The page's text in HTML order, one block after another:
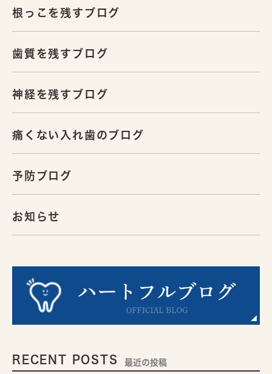
根っこを残すブログ
歯質を残すブログ
神経を残すブログ
痛くない入れ歯のブログ
予防ブログ
お知らせ
RECENT POSTS 最近の投稿